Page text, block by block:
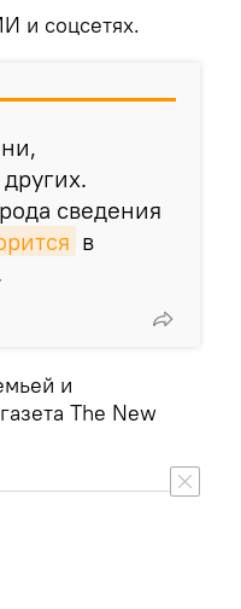
и соцсетях.
сведения
в
и
The New